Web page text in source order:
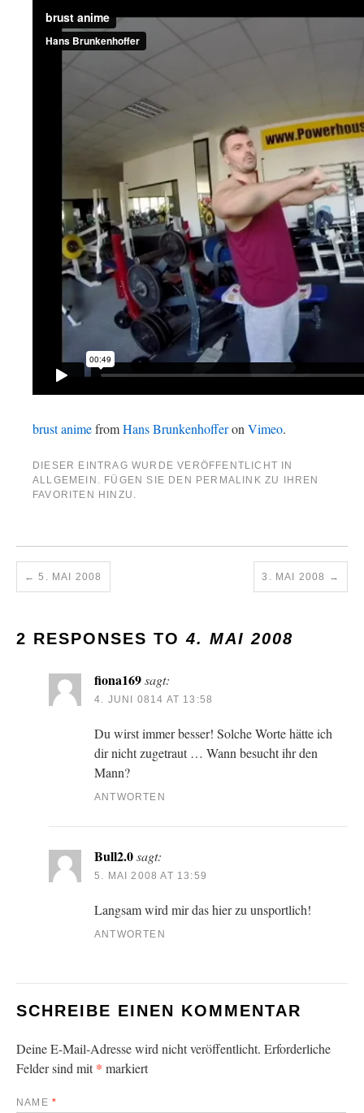
brust animefromHans Brunkenhofferon Vimeo.
DIESER EINTRAG WURDE VERÖFFENTLICHT IN
ALLGEMEIN . FÜGEN SIE DEN PERMALINK ZU IHREN
FAVORITEN HINZU.
← 5. MAI 2008 3. MAI 2008 →
2 RESPONSES TO4. MAI 2008
fiona169sagt:
4. JUNI 0814 AT 13:58
Du wirst immer besser! Solche Worte hätte ich
dir nicht zugetraut … Wann besucht ihr den
Mann?
ANTWORTEN
Bull2.0sagt:
5. MAI 2008 AT 13:59
Langsam wird mir das hier zu unsportlich!
ANTWORTEN
SCHREIBE EINEN KOMMENTAR
Deine E-Mail-Adresse wird nicht veröffentlicht. Erforderliche
Felder sind mit* markiert
NAME *